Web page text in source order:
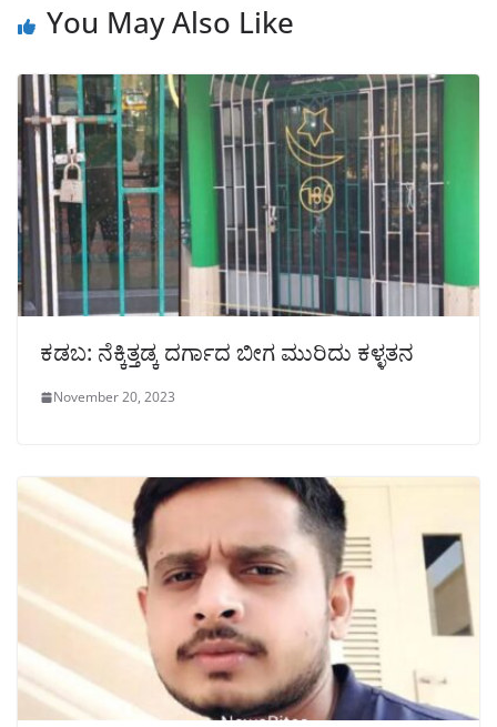
You May Also Like
ಕಡಬ: ನೆಕ್ಕಿತ್ತಡ್ಕ ದರ್ಗಾದ ಬೀಗ ಮುರಿದು ಕಳ್ಳತನ
November 20, 2023